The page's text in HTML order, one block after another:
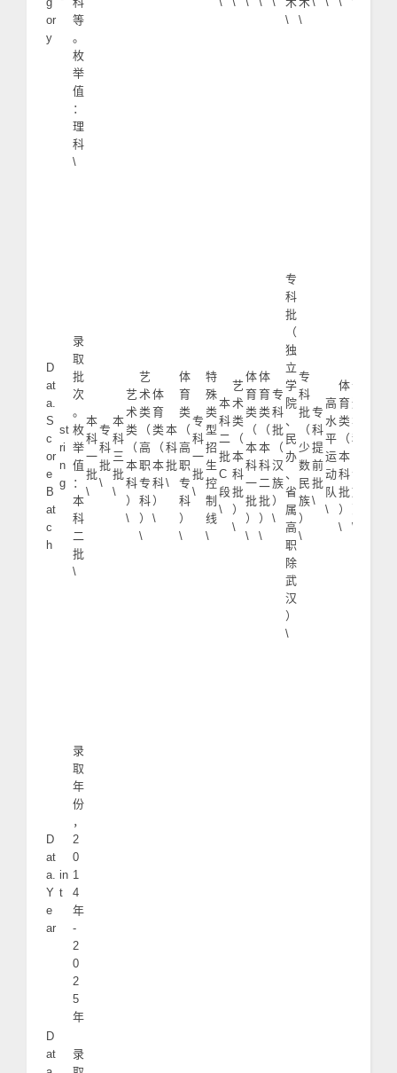
or
y
等
。
枚
举
值
：
理
科
\
\
\
D
at
a.
S
c
or
e
B
at
c
h
st
ri
n
g
录
取
批
次
。
枚
举
值
：
本
科
二
批
\
本
科
一
批
\
专
科
批
\
本
科
三
批
\
艺
术
类
（
本
科
）
\
艺
术
类
（
高
职
专
科
）
\
体
育
类
（
本
科
）
\
本
科
批
\
体
育
类
（
高
职
专
科
）
\
专
科
一
批
\
特
殊
类
型
招
生
控
制
线
\
本
科
二
批
C
段
\
艺
术
类
（
本
科
批
）
\
体
育
类
（
本
科
一
批
）
\
体
育
类
（
本
科
二
批
）
\
专
科
批
（
汉
族
）
\
专
科
批
（
独
立
学
院
、
民
办
、
省
属
高
职
除
武
汉
）
\
专
科
批
（
少
数
民
族
）
\
专
科
提
前
批
\
高
水
平
运
动
队
\
体
育
类
（
本
科
批
）
\
普
通
本
科
汉
族
\
D
at
a.
Y
e
ar
in
t
录
取
年
份
，
2
0
1
4
年
-
2
0
2
5
年
D
at
录